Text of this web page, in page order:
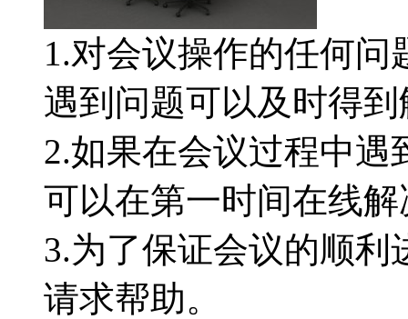
1.对会议操作的任何
遇到问题可以及时得
2.如果在会议过程中
可以在第一时间在线解
3.为了保证会议的顺
请求帮助。